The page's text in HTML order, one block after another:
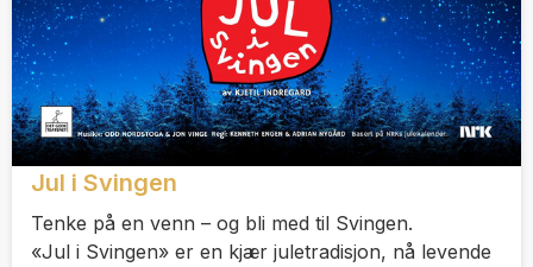
Jul i Svingen
Tenke på en venn – og bli med til Svingen.
«Jul i Svingen» er en kjær juletradisjon, nå levende